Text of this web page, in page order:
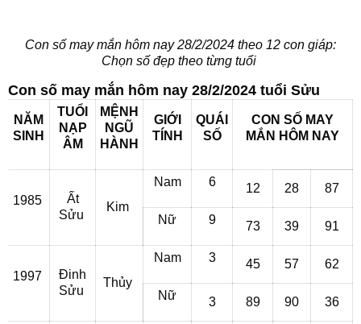
Con số may mắn hôm nay 28/2/2024 theo 12 con giáp:
Chọn số đẹp theo từng tuổi
Con số may mắn hôm nay 28/2/2024 tuổi Sửu
NĂM
SINH
TUỔI
NẠP
ÂM
MỆNH
NGŨ
HÀNH
GIỚI
TÍNH
QUÁI
SỐ
CON SỐ MAY
MẮN HÔM NAY
1985
Ất
Sửu
Kim
Nam 6 12 28 87
Nữ 9 73 39 91
1997
Đinh
Sửu
Thủy
Nam 3 45 57 62
Nữ 3 89 90 36